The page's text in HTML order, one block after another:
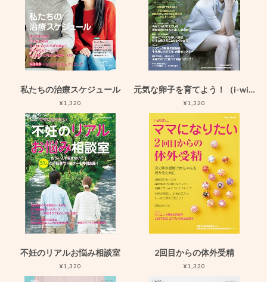
私たちの治療スケジュール
¥1,320
元気な卵子を育てよう！（i-wishママになりたい ）
¥1,320
不妊のリアルお悩み相談室
¥1,320
2回目からの体外受精
¥1,320